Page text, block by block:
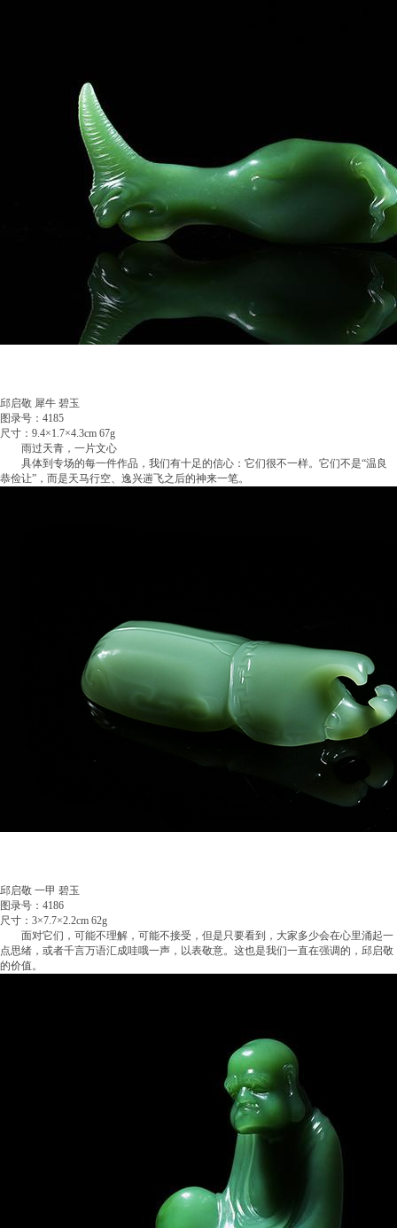
邱启敬 犀牛 碧玉
图录号：4185
尺寸：9.4×1.7×4.3cm 67g
雨过天青，一片文心
具体到专场的每一件作品，我们有十足的信心：它们很不一样。它们不是“温良
恭俭让”，而是天马行空、逸兴遄飞之后的神来一笔。
邱启敬 一甲 碧玉
图录号：4186
尺寸：3×7.7×2.2cm 62g
面对它们，可能不理解，可能不接受，但是只要看到，大家多少会在心里涌起一
点思绪，或者千言万语汇成哇哦一声，以表敬意。这也是我们一直在强调的，邱启敬
的价值。